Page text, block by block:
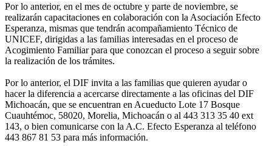
Por lo anterior, en el mes de octubre y parte de noviembre, se
realizarán capacitaciones en colaboración con la Asociación Efecto
Esperanza, mismas que tendrán acompañamiento Técnico de
UNICEF, dirigidas a las familias interesadas en el proceso de
Acogimiento Familiar para que conozcan el proceso a seguir sobre
la realización de los trámites.
Por lo anterior, el DIF invita a las familias que quieren ayudar o
hacer la diferencia a acercarse directamente a las oficinas del DIF
Michoacán, que se encuentran en Acueducto Lote 17 Bosque
Cuauhtémoc, 58020, Morelia, Michoacán o al 443 313 35 40 ext
143, o bien comunicarse con la A.C. Efecto Esperanza al teléfono
443 867 81 53 para más información.